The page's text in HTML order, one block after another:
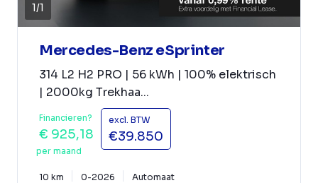
1/1
Mercedes-Benz eSprinter
314 L2 H2 PRO | 56 kWh | 100% elektrisch
| 2000kg Trekhaa...
Financieren?
€ 925,18
per maand
excl. BTW
€39.850
10 km 0-2026 Automaat